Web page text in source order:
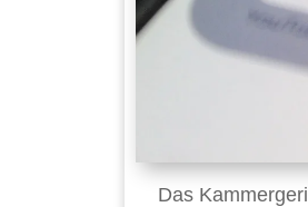
Das